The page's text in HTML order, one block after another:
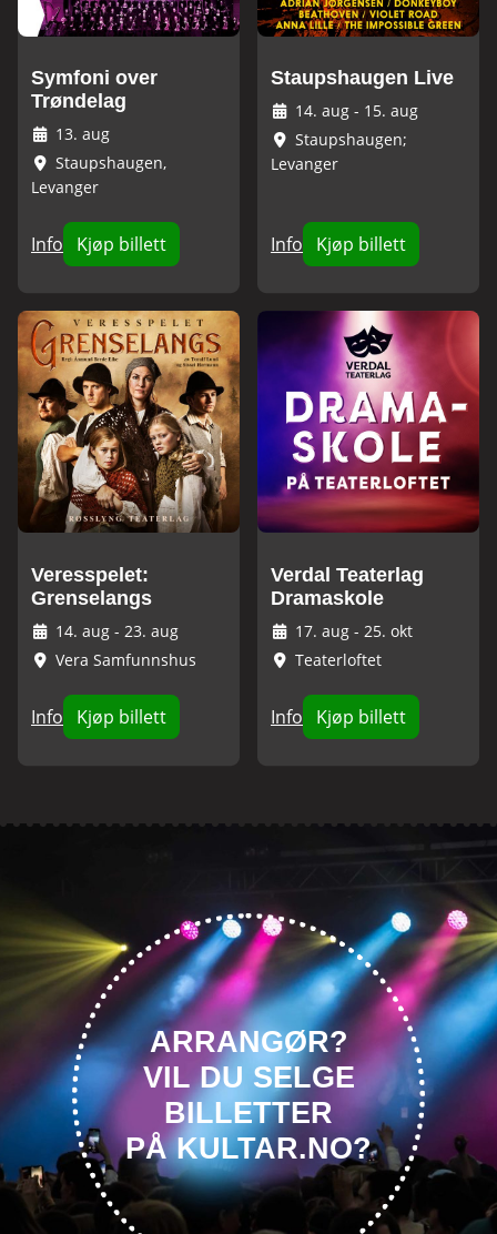
Symfoni over
Trøndelag
13. aug
Staupshaugen,
Levanger
Info Kjøp billett
Staupshaugen Live
14. aug - 15. aug
Staupshaugen;
Levanger
Info Kjøp billett
Veresspelet:
Grenselangs
14. aug - 23. aug
Vera Samfunnshus
Info Kjøp billett
Verdal Teaterlag
Dramaskole
17. aug - 25. okt
Teaterloftet
Info Kjøp billett
ARRANGØR?
VIL DU SELGE
BILLETTER
PÅ KULTAR.NO?